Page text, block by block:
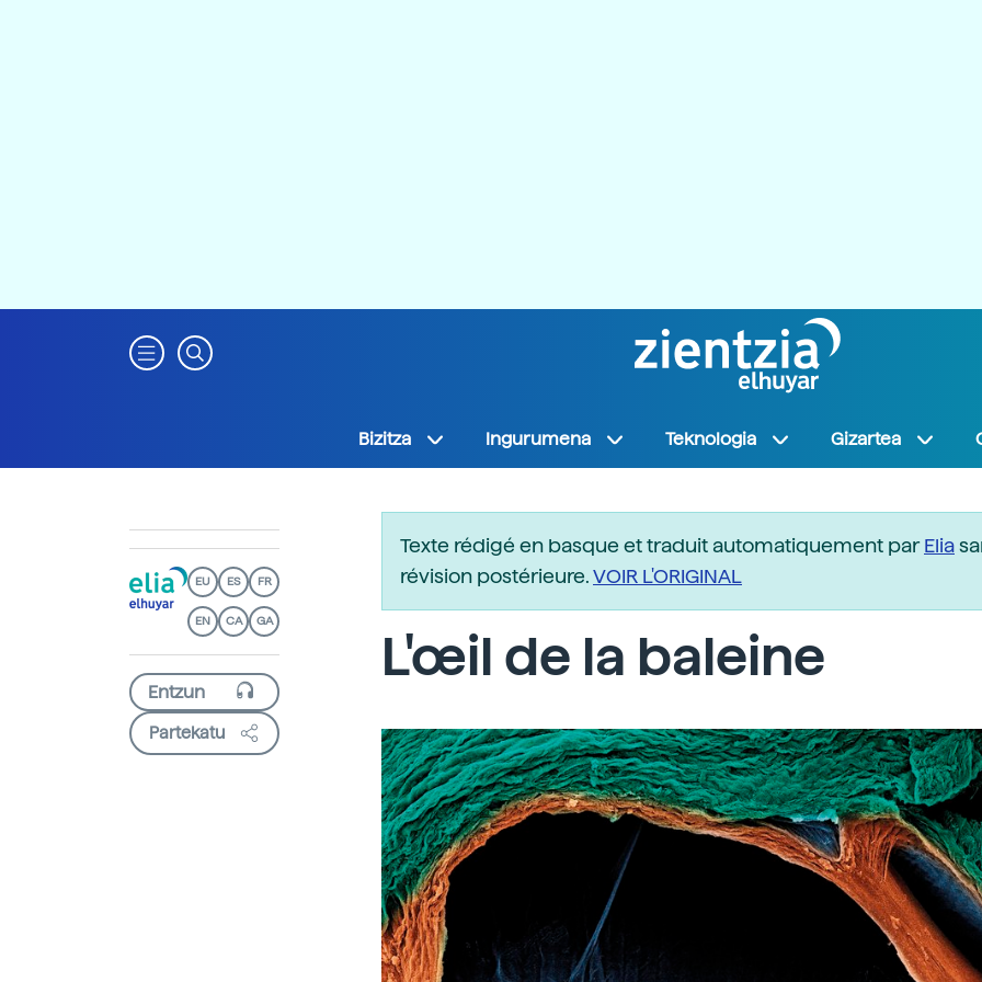
Bizitza Ingurumena Teknologia Gizartea
EU ES FR
EN CA GA
Partekatu
Texte rédigé en basque et traduit automatiquement parElia
révision postérieure.VOIR L'ORIGINAL
L'œil de la baleine